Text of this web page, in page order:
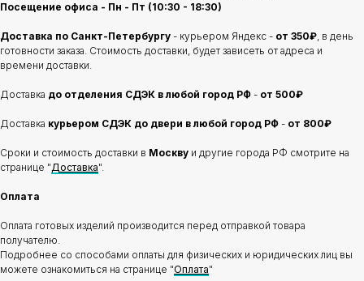
Посещение офиса - Пн - Пт (10:30 - 18:30)
Доставка по Санкт-Петербургу - курьером Яндекс - от 350₽, в день
готовности заказа. Стоимость доставки, будет зависеть от адреса и
времени доставки.
Доставка до отделения СДЭК в любой город РФ - от 500₽
Доставка курьером СДЭК до двери в любой город РФ - от 800₽
Сроки и стоимость доставки в Москву и другие города РФ смотрите на
странице "Доставка".
Оплата
Оплата готовых изделий производится перед отправкой товара
получателю.
Подробнее со способами оплаты для физических и юридических лиц вы
можете ознакомиться на странице "Оплата"